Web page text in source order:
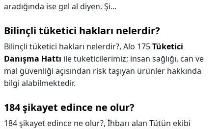
aradığında ise gel al diyen. Şi...
Bilinçli tüketici hakları nelerdir?
Bilinçli tüketici hakları nelerdir?, Alo 175Tüketici
Danışma Hattı ile tüketicilerimiz; insan sağlığı, can ve
mal güvenliği açısından risk taşıyan ürünler hakkında
bilgi alabilmektedir.
184 şikayet edince ne olur?
184 şikayet edince ne olur?, İhbarı alan Tütün ekibi